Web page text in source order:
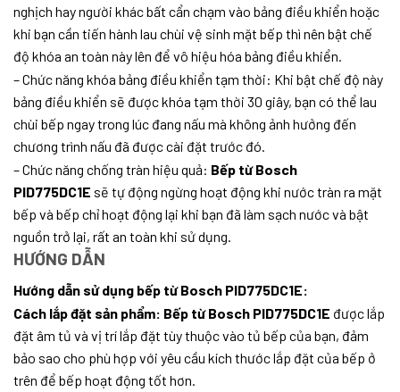
nghịch hay người khác bất cẩn chạm vào bảng điều khiển hoặc
khi bạn cần tiến hành lau chùi vệ sinh mặt bếp thì nên bật chế
độ khóa an toàn này lên để vô hiệu hóa bảng điều khiển.
– Chức năng khóa bảng điều khiển tạm thời: Khi bật chế độ này
bảng điều khiển sẽ được khóa tạm thời 30 giây, bạn có thể lau
chùi bếp ngay trong lúc đang nấu mà không ảnh hưởng đến
chương trình nấu đã được cài đặt trước đó.
– Chức năng chống tràn hiệu quả: Bếp từ Bosch
PID775DC1E sẽ tự động ngừng hoạt động khi nước tràn ra mặt
bếp và bếp chỉ hoạt động lại khi bạn đã làm sạch nước và bật
nguồn trở lại, rất an toàn khi sử dụng.
HƯỚNG DẪN
Hướng dẫn sử dụng bếp từ Bosch PID775DC1E:
Cách lắp đặt sản phẩm: Bếp từ Bosch PID775DC1E được lắp
đặt âm tủ và vị trí lắp đặt tùy thuộc vào tủ bếp của bạn, đảm
bảo sao cho phù hợp với yêu cầu kích thước lắp đặt của bếp ở
trên để bếp hoạt động tốt hơn.